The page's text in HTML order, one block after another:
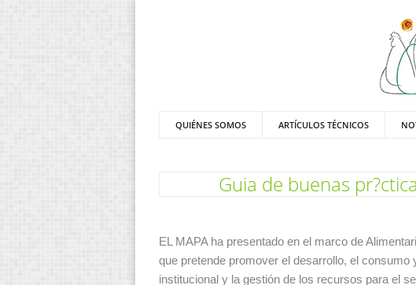
QUIÉNES SOMOS ARTÍCULOS TÉCNICOS
Guia de buenas
EL MAPA ha presentado en el marco de
que pretende promover el desarrollo, el
institucional y la gestión de los recursos para el